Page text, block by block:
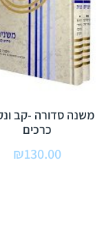
משנה סדורה -קב
כרכים
₪130.00